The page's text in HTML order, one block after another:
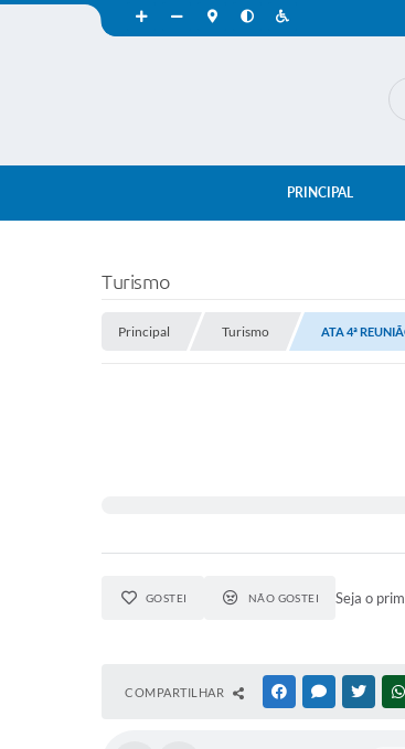
PRINCIPAL
Turismo
Principal Turismo ATA 4ª
GOSTEI NÃO GOSTEI Seja o
COMPARTILHAR FACEBOOKMESSENGER